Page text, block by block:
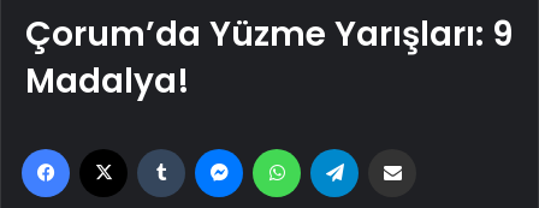
Çorum’da Yüzme Yarışları: 9
Madalya!
Facebook Tumblr MessengerWhatsApp